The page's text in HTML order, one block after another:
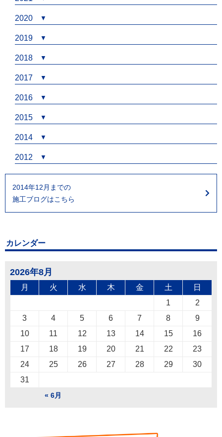
2020
2019
2018
2017
2016
2015
2014
2012
2014年12月までの
施工ブログはこちら
カレンダー
2026年8月
月 火 水 木 金 土 日
« 6月
1
2
3
4 5 6 7 8
9
10
11 12 13 14 15
16
17
18 19 20 21 22
23
24
25 26 27 28 29
30
31